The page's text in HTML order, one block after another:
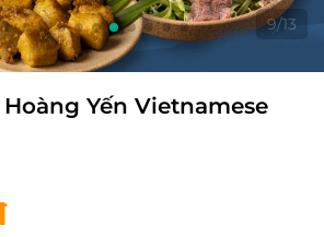
9/13
Yến Vietnamese